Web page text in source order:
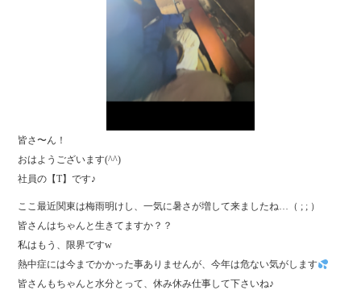
皆さ〜ん！
おはようございます(^^)
社員の【T】です♪
ここ最近関東は梅雨明けし、一気に暑さが増して来ましたね…（ ; ; ）
皆さんはちゃんと生きてますか？？
私はもう、限界ですw
熱中症には今までかかった事ありませんが、今年は危ない気がします
皆さんもちゃんと水分とって、休み休み仕事して下さいね♪